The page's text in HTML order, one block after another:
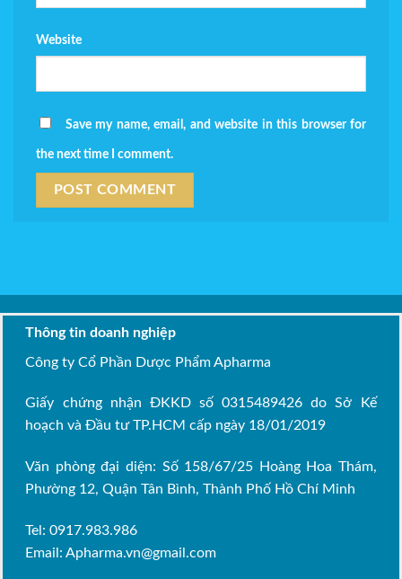
Website
Save my name, email, and website in this browser for
the next time I comment.
Thông tin doanh nghiệp
Công ty Cổ Phần Dược Phẩm Apharma
Giấy chứng nhận ĐKKD số 0315489426 do Sở Kế
hoạch và Đầu tư TP.HCM cấp ngày 18/01/2019
Văn phòng đại diện: Số 158/67/25 Hoàng Hoa Thám,
Phường 12, Quận Tân Bình, Thành Phố Hồ Chí Minh
Tel: 0917.983.986
Email:Apharma.vn@gmail.com